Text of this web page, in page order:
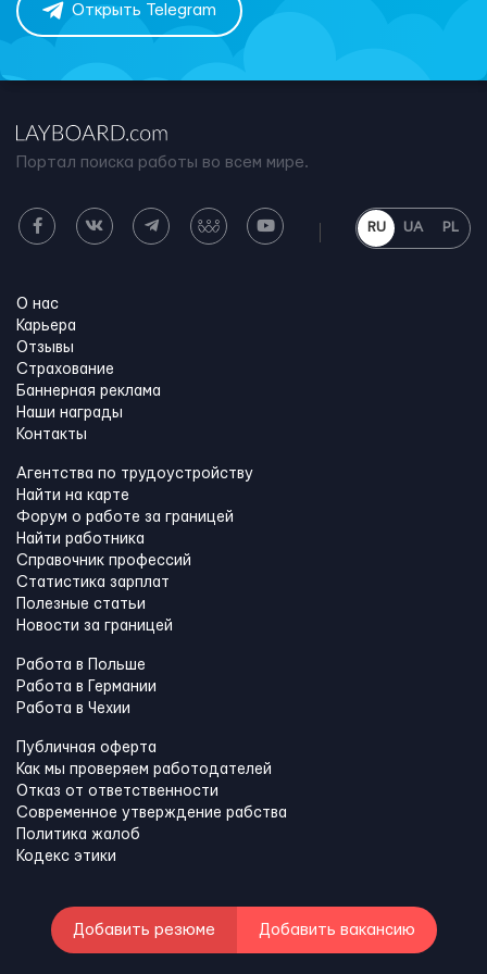
Открыть Telegram
Портал поиска работы во всем мире.
RU UA PL
О нас
Карьера
Отзывы
Страхование
Баннерная реклама
Наши награды
Контакты
Агентства по трудоустройству
Найти на карте
Форум о работе за границей
Найти работника
Справочник профессий
Статистика зарплат
Полезные статьи
Новости за границей
Работа в Польше
Работа в Германии
Работа в Чехии
Публичная оферта
Как мы проверяем работодателей
Отказ от ответственности
Современное утверждение рабства
Политика жалоб
Кодекс этики
Добавить резюме Добавить вакансию